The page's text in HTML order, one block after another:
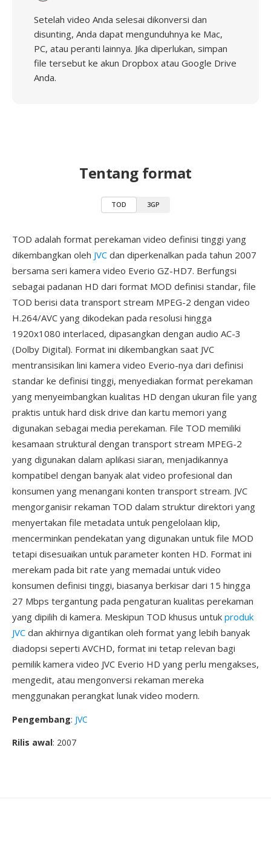
Setelah video Anda selesai dikonversi dan
disunting, Anda dapat mengunduhnya ke Mac,
PC, atau peranti lainnya. Jika diperlukan, simpan
file tersebut ke akun Dropbox atau Google Drive
Anda.
Tentang format
TOD 3GP
TOD adalah format perekaman video definisi tinggi yang
dikembangkan oleh JVC dan diperkenalkan pada tahun 2007
bersama seri kamera video Everio GZ-HD7. Berfungsi
sebagai padanan HD dari format MOD definisi standar, file
TOD berisi data transport stream MPEG-2 dengan video
H.264/AVC yang dikodekan pada resolusi hingga
1920x1080 interlaced, dipasangkan dengan audio AC-3
(Dolby Digital). Format ini dikembangkan saat JVC
mentransisikan lini kamera video Everio-nya dari definisi
standar ke definisi tinggi, menyediakan format perekaman
yang menyeimbangkan kualitas HD dengan ukuran file yang
praktis untuk hard disk drive dan kartu memori yang
digunakan sebagai media perekaman. File TOD memiliki
kesamaan struktural dengan transport stream MPEG-2
yang digunakan dalam aplikasi siaran, menjadikannya
kompatibel dengan banyak alat video profesional dan
konsumen yang menangani konten transport stream. JVC
mengorganisir rekaman TOD dalam struktur direktori yang
menyertakan file metadata untuk pengelolaan klip,
mencerminkan pendekatan yang digunakan untuk file MOD
tetapi disesuaikan untuk parameter konten HD. Format ini
merekam pada bit rate yang memadai untuk video
konsumen definisi tinggi, biasanya berkisar dari 15 hingga
27 Mbps tergantung pada pengaturan kualitas perekaman
yang dipilih di kamera. Meskipun TOD khusus untuk produk
JVC dan akhirnya digantikan oleh format yang lebih banyak
diadopsi seperti AVCHD, format ini tetap relevan bagi
pemilik kamera video JVC Everio HD yang perlu mengakses,
mengedit, atau mengonversi rekaman mereka
menggunakan perangkat lunak video modern.
Pengembang: JVC
Rilis awal: 2007